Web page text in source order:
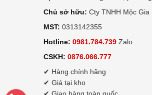
Chủ sở hữu: Cty TNHH Mộc Gia
MST: 0313142355
Hotline: 0981.784.739 Zalo
CSKH: 0876.066.777
✔ Hàng chính hãng
✔ Giá tại kho